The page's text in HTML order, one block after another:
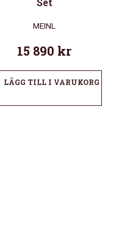
MEINL
15 890 kr
LÄGG TILL I VARUKORG